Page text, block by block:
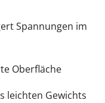
Spannungen im
Oberfläche
leichten Gewichts